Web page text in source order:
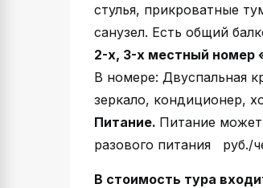
стулья, прикроватные
санузел. Есть общий
2-х, 3-х местный номер
В номере: Двуспальная
зеркало, кондиционер,
Питание. Питание может
разового питания руб./
В стоимость тура